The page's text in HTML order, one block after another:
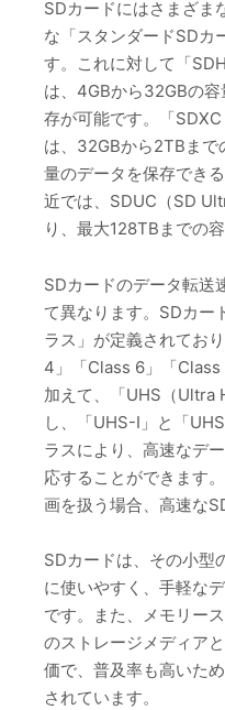
SDカードにはさまざま
な「スタンダードSDカ
す。これに対して「
は、4GBから32GBの
存が可能です。「
は、32GBから2TBまで
量のデータを保存でき
近では、SDUC（SD
り、最大128TBまでの
SDカードのデータ転送
て異なります。SDカー
ラス」が定義されてお
4」「Class 6」「Class
加えて、「UHS（Ultra
し、「UHS-I」と「
ラスにより、高速なデ
応することができます
画を扱う場合、高速な
SDカードは、その小型
に使いやすく、手軽な
です。また、メモリー
のストレージメディア
価で、普及率も高いた
されています。